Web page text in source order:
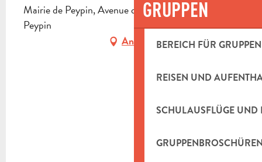
GRUPPEN
BEREICH FÜR GRUPPEN
REISEN UND
SCHULAUSFLÜGE UND
Mairie de Peypin, Avenue de la République, 13124
Peypin
Anfahrt